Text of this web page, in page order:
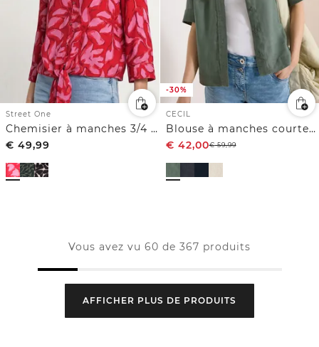
Street One
Chemisier à manches 3/4 avec détail de nœuds
€ 49,99
-30%
CECIL
Blouse à manches courtes en pur lin
€ 42,00€59,99
Vous avez vu 60 de 367 produits
AFFICHER PLUS DE PRODUITS